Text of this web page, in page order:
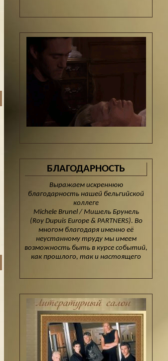
БЛАГОДАРНОСТЬ
Выражаем искреннюю
благодарность нашей бельгийской
коллеге
Michele Brunel / Мишель Брунель
(Roy Dupuis Europe & PARTNERS). Во
многом благодаря именно её
неустанному труду мы имеем
возможность быть в курсе событий,
как прошлого, так и настоящего